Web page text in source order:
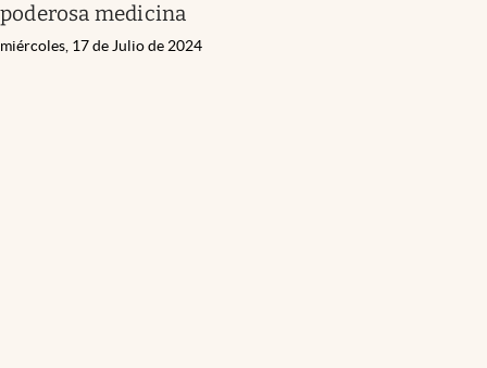
poderosa medicina
miércoles, 17 de Julio de 2024